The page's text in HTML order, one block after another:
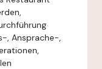
, Ansprache-,